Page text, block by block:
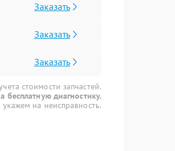
Заказать
Заказать
Заказать
стоимости запчастей.
бесплатную диагностику.
на неисправность.